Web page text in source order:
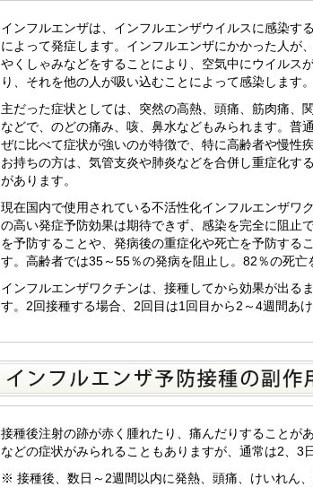
インフルエンザは、インフルエンザウイルスに感染す
によって発症します。インフルエンザにかかった人が
やくしゃみなどをすることにより、空気中にウイルス
り、それを他の人が吸い込むことによって感染します。
主だった症状としては、突然の高熱、頭痛、筋肉痛、
などで、のどの痛み、咳、鼻水などもみられます。普
ぜに比べて症状が強いのが特徴で、特に高齢者や慢性
お持ちの方は、気管支炎や肺炎などを合併し重症化す
があります。
現在国内で使用されている不活性化インフルエンザワ
の高い発症予防効果は期待できず、感染を完全に阻止
を予防することや、発病後の重症化や死亡を予防する
す。高齢者では35～55％の発病を阻止し。82％の死亡
インフルエンザワクチンは、接種してから効果が出る
す。2回接種する場合、2回目は1回目から2～4週間あけ
接種後注射の跡が赤く腫れたり、痛んだりすることが
などの症状がみられることもありますが、通常は2、3
※ 接種後、数日～2週間以内に発熱、頭痛、けいれん